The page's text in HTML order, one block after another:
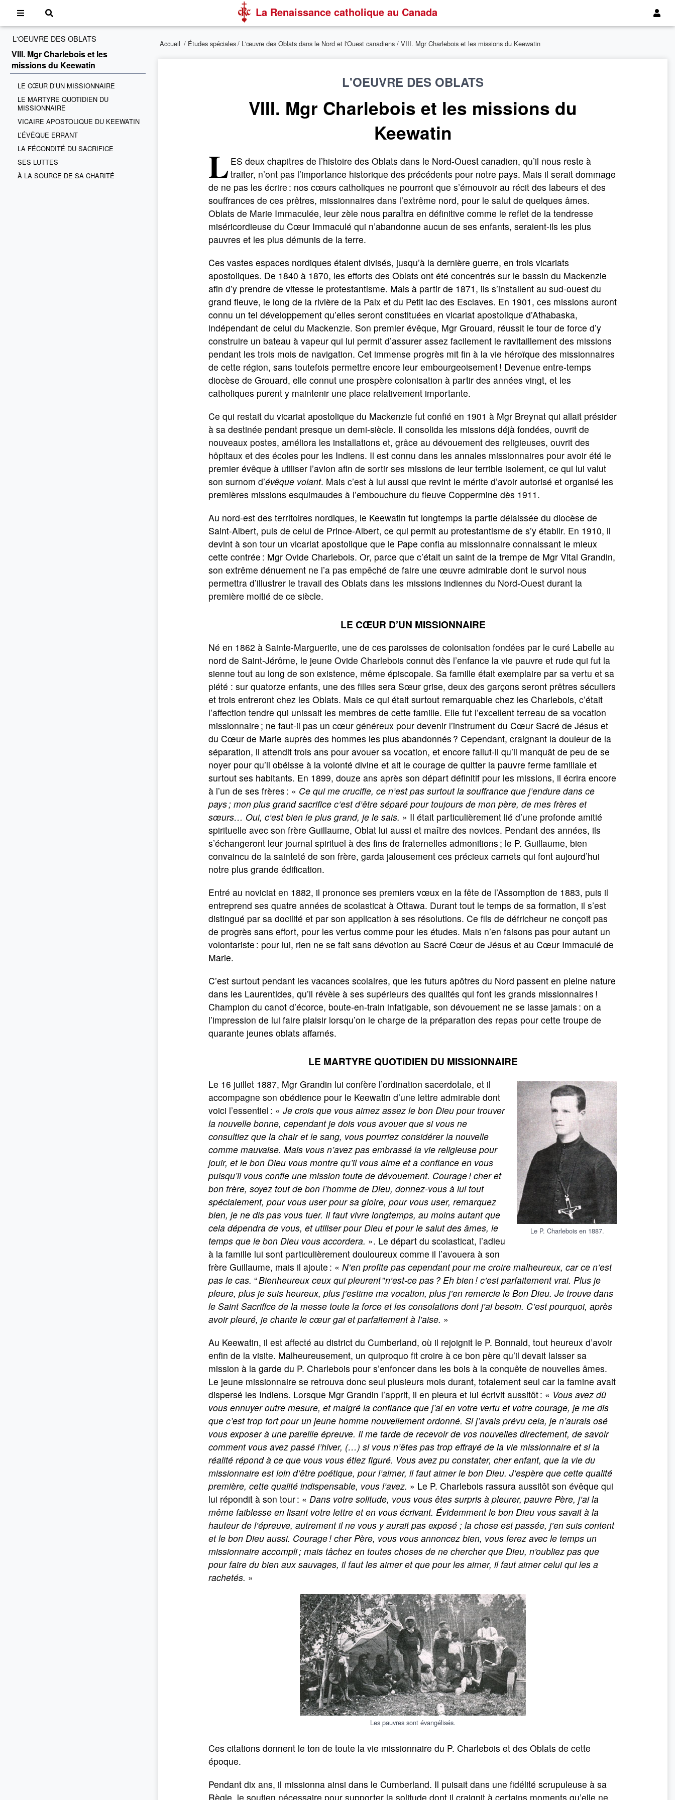
La Renaissance catholique au Canada
L'OEUVRE DES OBLATS
VIII. Mgr Charlebois et les
missions du Keewatin
LE CŒUR D’UN MISSIONNAIRE
LE MARTYRE QUOTIDIEN DU
MISSIONNAIRE
VICAIRE APOSTOLIQUE DU KEEWATIN
L’ÉVÊQUE ERRANT
LA FÉCONDITÉ DU SACRIFICE
SES LUTTES
À LA SOURCE DE SA CHARITÉ
Accueil / Études spéciales/ L'œuvre des Oblats dans le Nord et l'Ouest canadiens / VIII. Mgr Charlebois et les missions du Keewatin
L'OEUVRE DES OBLATS
VIII. Mgr Charlebois et les missions du
Keewatin
L ES deux chapitres de l’histoire des Oblats dans le Nord-Ouest canadien, qu’il nous reste à
traiter, n’ont pas l’importance historique des précédents pour notre pays. Mais il serait dommage
de ne pas les écrire : nos cœurs catholiques ne pourront que s’émouvoir au récit des labeurs et des
souffrances de ces prêtres, missionnaires dans l’extrême nord, pour le salut de quelques âmes.
Oblats de Marie Immaculée, leur zèle nous paraîtra en définitive comme le reflet de la tendresse
miséricordieuse du Cœur Immaculé qui n’abandonne aucun de ses enfants, seraient-ils les plus
pauvres et les plus démunis de la terre.
Ces vastes espaces nordiques étaient divisés, jusqu’à la dernière guerre, en trois vicariats
apostoliques. De 1840 à 1870, les efforts des Oblats ont été concentrés sur le bassin du Mackenzie
afin d’y prendre de vitesse le protestantisme. Mais à partir de 1871, ils s’installent au sud-ouest du
grand fleuve, le long de la rivière de la Paix et du Petit lac des Esclaves. En 1901, ces missions auront
connu un tel développement qu’elles seront constituées en vicariat apostolique d’Athabaska,
indépendant de celui du Mackenzie. Son premier évêque, Mgr Grouard, réussit le tour de force d’y
construire un bateau à vapeur qui lui permit d’assurer assez facilement le ravitaillement des missions
pendant les trois mois de navigation. Cet immense progrès mit fin à la vie héroïque des missionnaires
de cette région, sans toutefois permettre encore leur embourgeoisement ! Devenue entre-temps
diocèse de Grouard, elle connut une prospère colonisation à partir des années vingt, et les
catholiques purent y maintenir une place relativement importante.
Ce qui restait du vicariat apostolique du Mackenzie fut confié en 1901 à Mgr Breynat qui allait présider
à sa destinée pendant presque un demi-siècle. Il consolida les missions déjà fondées, ouvrit de
nouveaux postes, améliora les installations et, grâce au dévouement des religieuses, ouvrit des
hôpitaux et des écoles pour les Indiens. Il est connu dans les annales missionnaires pour avoir été le
premier évêque à utiliser l’avion afin de sortir ses missions de leur terrible isolement, ce qui lui valut
son surnom d’évêque volant. Mais c’est à lui aussi que revint le mérite d’avoir autorisé et organisé les
premières missions esquimaudes à l’embouchure du fleuve Coppermine dès 1911.
Au nord-est des territoires nordiques, le Keewatin fut longtemps la partie délaissée du diocèse de
Saint-Albert, puis de celui de Prince-Albert, ce qui permit au protestantisme de s’y établir. En 1910, il
devint à son tour un vicariat apostolique que le Pape confia au missionnaire connaissant le mieux
cette contrée : Mgr Ovide Charlebois. Or, parce que c’était un saint de la trempe de Mgr Vital Grandin,
son extrême dénuement ne l’a pas empêché de faire une œuvre admirable dont le survol nous
permettra d’illustrer le travail des Oblats dans les missions indiennes du Nord-Ouest durant la
première moitié de ce siècle.
LE CŒUR D’UN MISSIONNAIRE
Né en 1862 à Sainte-Marguerite, une de ces paroisses de colonisation fondées par le curé Labelle au
nord de Saint-Jérôme, le jeune Ovide Charlebois connut dès l’enfance la vie pauvre et rude qui fut la
sienne tout au long de son existence, même épiscopale. Sa famille était exemplaire par sa vertu et sa
piété : sur quatorze enfants, une des filles sera Sœur grise, deux des garçons seront prêtres séculiers
et trois entreront chez les Oblats. Mais ce qui était surtout remarquable chez les Charlebois, c’était
l’affection tendre qui unissait les membres de cette famille. Elle fut l’excellent terreau de sa vocation
missionnaire ; ne faut-il pas un cœur généreux pour devenir l’instrument du Cœur Sacré de Jésus et
du Cœur de Marie auprès des hommes les plus abandonnés ? Cependant, craignant la douleur de la
séparation, il attendit trois ans pour avouer sa vocation, et encore fallut-il qu’il manquât de peu de se
noyer pour qu’il obéisse à la volonté divine et ait le courage de quitter la pauvre ferme familiale et
surtout ses habitants. En 1899, douze ans après son départ définitif pour les missions, il écrira encore
à l’un de ses frères : « Ce qui me crucifie, ce n’est pas surtout la souffrance que j’endure dans ce
pays ; mon plus grand sacrifice c’est d’être séparé pour toujours de mon père, de mes frères et
sœurs… Oui, c’est bien le plus grand, je le sais. » Il était particulièrement lié d’une profonde amitié
spirituelle avec son frère Guillaume, Oblat lui aussi et maître des novices. Pendant des années, ils
s’échangeront leur journal spirituel à des fins de fraternelles admonitions ; le P. Guillaume, bien
convaincu de la sainteté de son frère, garda jalousement ces précieux carnets qui font aujourd’hui
notre plus grande édification.
Entré au noviciat en 1882, il prononce ses premiers vœux en la fête de l’Assomption de 1883, puis il
entreprend ses quatre années de scolasticat à Ottawa. Durant tout le temps de sa formation, il s’est
distingué par sa docilité et par son application à ses résolutions. Ce fils de défricheur ne conçoit pas
de progrès sans effort, pour les vertus comme pour les études. Mais n’en faisons pas pour autant un
volontariste : pour lui, rien ne se fait sans dévotion au Sacré Cœur de Jésus et au Cœur Immaculé de
Marie.
C’est surtout pendant les vacances scolaires, que les futurs apôtres du Nord passent en pleine nature
dans les Laurentides, qu’il révèle à ses supérieurs des qualités qui font les grands missionnaires !
Champion du canot d’écorce, boute-en-train infatigable, son dévouement ne se lasse jamais : on a
l’impression de lui faire plaisir lorsqu’on le charge de la préparation des repas pour cette troupe de
quarante jeunes oblats affamés.
LE MARTYRE QUOTIDIEN DU MISSIONNAIRE
Le P. Charlebois en 1887.
Le 16 juillet 1887, Mgr Grandin lui confère l’ordination sacerdotale, et il
accompagne son obédience pour le Keewatin d’une lettre admirable dont
voici l’essentiel : « Je crois que vous aimez assez le bon Dieu pour trouver
la nouvelle bonne, cependant je dois vous avouer que si vous ne
consultiez que la chair et le sang, vous pourriez considérer la nouvelle
comme mauvaise. Mais vous n’avez pas embrassé la vie religieuse pour
jouir, et le bon Dieu vous montre qu’il vous aime et a confiance en vous
puisqu’il vous confie une mission toute de dévouement. Courage ! cher et
bon frère, soyez tout de bon l’homme de Dieu, donnez-vous à lui tout
spécialement, pour vous user pour sa gloire, pour vous user, remarquez
bien, je ne dis pas vous tuer. Il faut vivre longtemps, au moins autant que
cela dépendra de vous, et utiliser pour Dieu et pour le salut des âmes, le
temps que le bon Dieu vous accordera. ». Le départ du scolasticat, l’adieu
à la famille lui sont particulièrement douloureux comme il l’avouera à son
frère Guillaume, mais il ajoute : « N’en profite pas cependant pour me croire malheureux, car ce n’est
pas le cas. “Bienheureux ceux qui pleurent”n’est-ce pas ? Eh bien ! c’est parfaitement vrai. Plus je
pleure, plus je suis heureux, plus j’estime ma vocation, plus j’en remercie le Bon Dieu. Je trouve dans
le Saint Sacrifice de la messe toute la force et les consolations dont j’ai besoin. C’est pourquoi, après
avoir pleuré, je chante le cœur gai et parfaitement à l’aise. »
Au Keewatin, il est affecté au district du Cumberland, où il rejoignit le P. Bonnald, tout heureux d’avoir
enfin de la visite. Malheureusement, un quiproquo fit croire à ce bon père qu’il devait laisser sa
mission à la garde du P. Charlebois pour s’enfoncer dans les bois à la conquête de nouvelles âmes.
Le jeune missionnaire se retrouva donc seul plusieurs mois durant, totalement seul car la famine avait
dispersé les Indiens. Lorsque Mgr Grandin l’apprit, il en pleura et lui écrivit aussitôt : « Vous avez dû
vous ennuyer outre mesure, et malgré la confiance que j’ai en votre vertu et votre courage, je me dis
que c’est trop fort pour un jeune homme nouvellement ordonné. Si j’avais prévu cela, je n’aurais osé
vous exposer à une pareille épreuve. Il me tarde de recevoir de vos nouvelles directement, de savoir
comment vous avez passé l’hiver, (…) si vous n’êtes pas trop effrayé de la vie missionnaire et si la
réalité répond à ce que vous vous étiez figuré. Vous avez pu constater, cher enfant, que la vie du
missionnaire est loin d’être poétique, pour l’aimer, il faut aimer le bon Dieu. J’espère que cette qualité
première, cette qualité indispensable, vous l’avez. » Le P. Charlebois rassura aussitôt son évêque qui
lui répondit à son tour : « Dans votre solitude, vous vous êtes surpris à pleurer, pauvre Père, j’ai la
même faiblesse en lisant votre lettre et en vous écrivant. Évidemment le bon Dieu vous savait à la
hauteur de l’épreuve, autrement il ne vous y aurait pas exposé ; la chose est passée, j’en suis content
et le bon Dieu aussi. Courage ! cher Père, vous vous annoncez bien, vous ferez avec le temps un
missionnaire accompli ; mais tâchez en toutes choses de ne chercher que Dieu, n’oubliez pas que
pour faire du bien aux sauvages, il faut les aimer et que pour les aimer, il faut aimer celui qui les a
rachetés. »
Les pauvres sont évangélisés.
Ces citations donnent le ton de toute la vie missionnaire du P. Charlebois et des Oblats de cette
époque.
Pendant dix ans, il missionna ainsi dans le Cumberland. Il puisait dans une fidélité scrupuleuse à sa
Règle, le soutien nécessaire pour supporter la solitude dont il craignit à certains moments qu’elle ne